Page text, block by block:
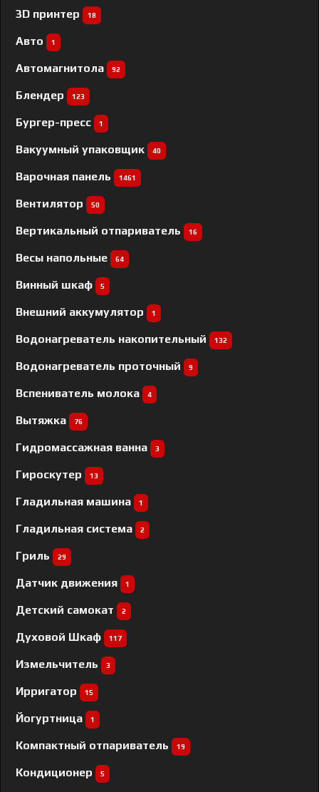
3D принтер 18
Авто 1
Автомагнитола 92
Блендер 123
Бургер-пресс 1
Вакуумный упаковщик 40
Варочная панель 1461
Вентилятор 50
Вертикальный отпариватель 16
Весы напольные 64
Винный шкаф 5
Внешний аккумулятор 1
Водонагреватель накопительный 132
Водонагреватель проточный 9
Вспениватель молока 4
Вытяжка 76
Гидромассажная ванна 3
Гироскутер 13
Гладильная машина 1
Гладильная система 2
Гриль 29
Датчик движения 1
Детский самокат 2
Духовой Шкаф 117
Измельчитель 3
Ирригатор 15
Йогуртница 1
Компактный отпариватель 19
Кондиционер 5